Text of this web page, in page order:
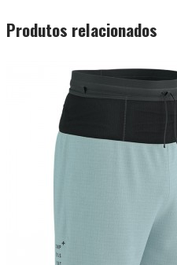
Produtos relacionados